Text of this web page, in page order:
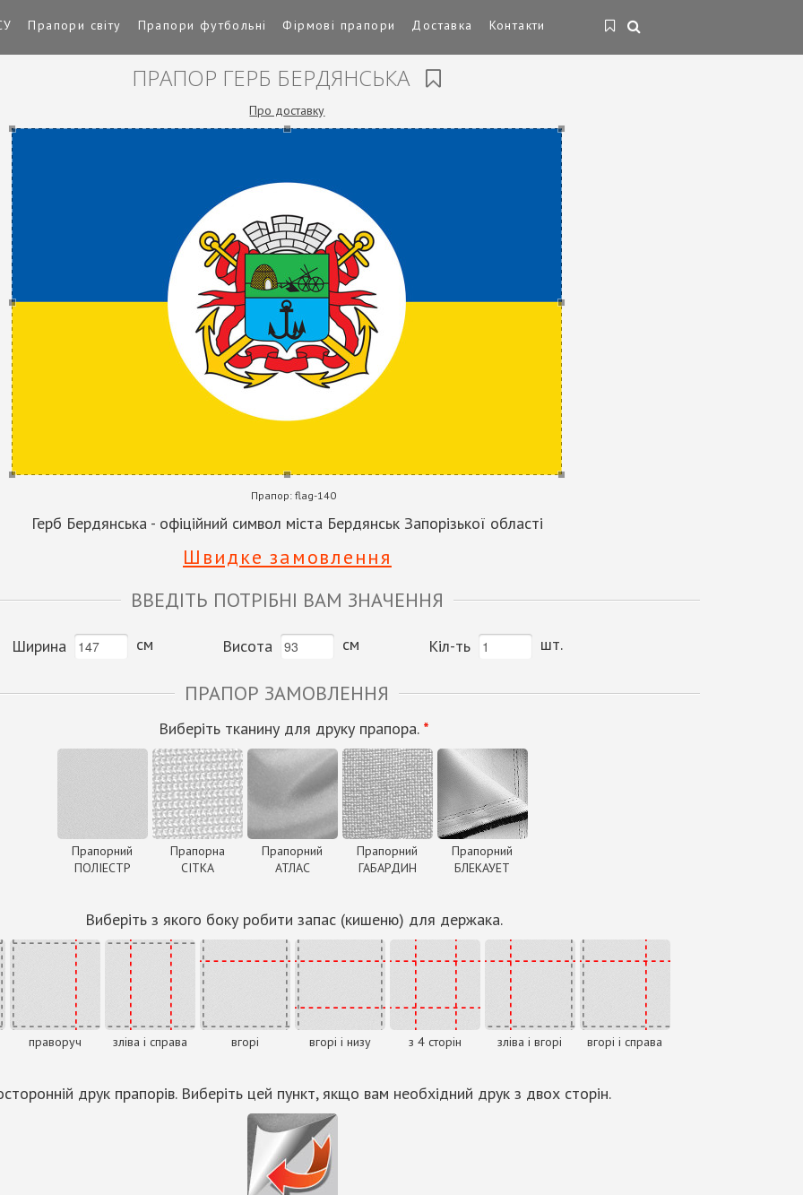
Прапори світу Прапори футбольні Фірмові прапори Доставка Контакти
ПРАПОР ГЕРБ БЕРДЯНСЬКА
Про доставку
Прапор: flag-140
Герб Бердянська - офіційний символ міста Бердянськ Запорізької області
Швидке замовлення
ВВЕДІТЬ ПОТРІБНІ ВАМ ЗНАЧЕННЯ
Ширина см Висота см Кіл-ть шт.
ПРАПОР ЗАМОВЛЕННЯ
Виберіть тканину для друку прапора. *
Прапорний
ПОЛІЕСТР
Прапорна
СІТКА
Прапорний
АТЛАС
Прапорний
ГАБАРДИН
Прапорний
БЛЕКАУЕТ
Виберіть з якого боку робити запас (кишеню) для держака.
праворуч зліва і справа вгорі вгорі і низу з 4 сторін зліва і вгорі вгорі і справа
друк прапорів. Виберіть цей пункт, якщо вам необхідний друк з двох сторін.